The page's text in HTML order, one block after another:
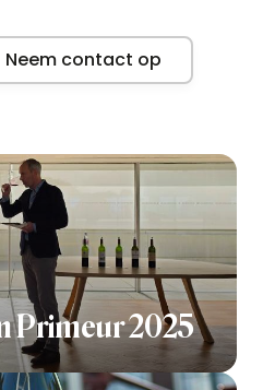
Neem contact op
Primeur 2025